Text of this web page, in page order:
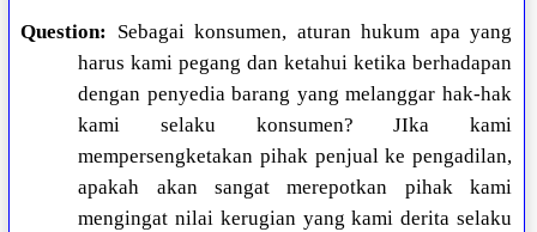
Question: Sebagai konsumen, aturan hukum apa yang
harus kami pegang dan ketahui ketika berhadapan
dengan penyedia barang yang melanggar hak-hak
kami selaku konsumen? JIka kami
mempersengketakan pihak penjual ke pengadilan,
apakah akan sangat merepotkan pihak kami
mengingat nilai kerugian yang kami derita selaku